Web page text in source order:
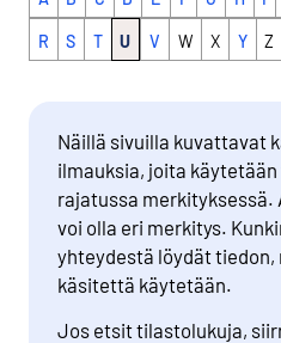
R S T U V W X Y Z
Näillä sivuilla kuvattavat
ilmauksia, joita
rajatussa merkityksessä.
voi olla eri merkitys.
yhteydestä löydät
käsitettä käytetään.
Jos etsit tilastolukuja,